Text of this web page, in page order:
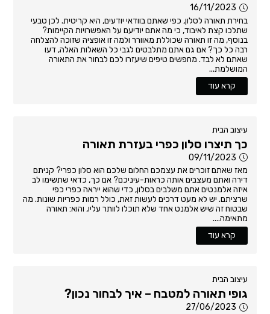
16/11/2023
בחירת תאורה לסלון, כפי שאתם בוודאי יודעים, היא קריטית. לכן טבעי
שתלכו קצת לאיבוד, כי מה אתם יודיעם על האפשרויות הקיימות?
בנוסף, מה זו תאורה שכוללת מאוורר ולמה זו אופציה שזוכה להצלחה
רבה כל כך? אם גם אתם מתלבטים לגבי כל השאלות האלה, דעו
שאתם לא לבד. מחפשים טיפים שיעזרו לכם לבחור את התאורה
המושלמת...
קרא עוד
עיצוב הבית
כך תיצרו סלון כפרי בעזרת תאורה
09/11/2023
מאז שאתם זוכרים את עצמכם החלום שלכם הוא סלון כפרי? קניתם
דירה ואתם מעצבים אותה כראות-עיניכם? אם כך, כדאי שתשימו לב
איזה אלמנטים אתם משלבים בסלון, כדי שהוא ייראה כפרי כפי
שרציתם. יש לא מעט דרכים לעשות זאת, כולל רמות כפריות שונות. מה
שבטוח זה שיש אלמנט אחד שלא תוכלו לוותר עליו, והוא: תאורה
מתאימה....
קרא עוד
עיצוב הבית
גופי תאורה למטבח – איך לבחור נכון?
27/06/2023